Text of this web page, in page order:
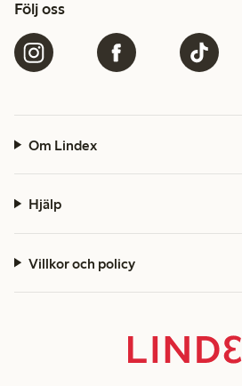
Följ oss
Om Lindex
Hjälp
Villkor och policy